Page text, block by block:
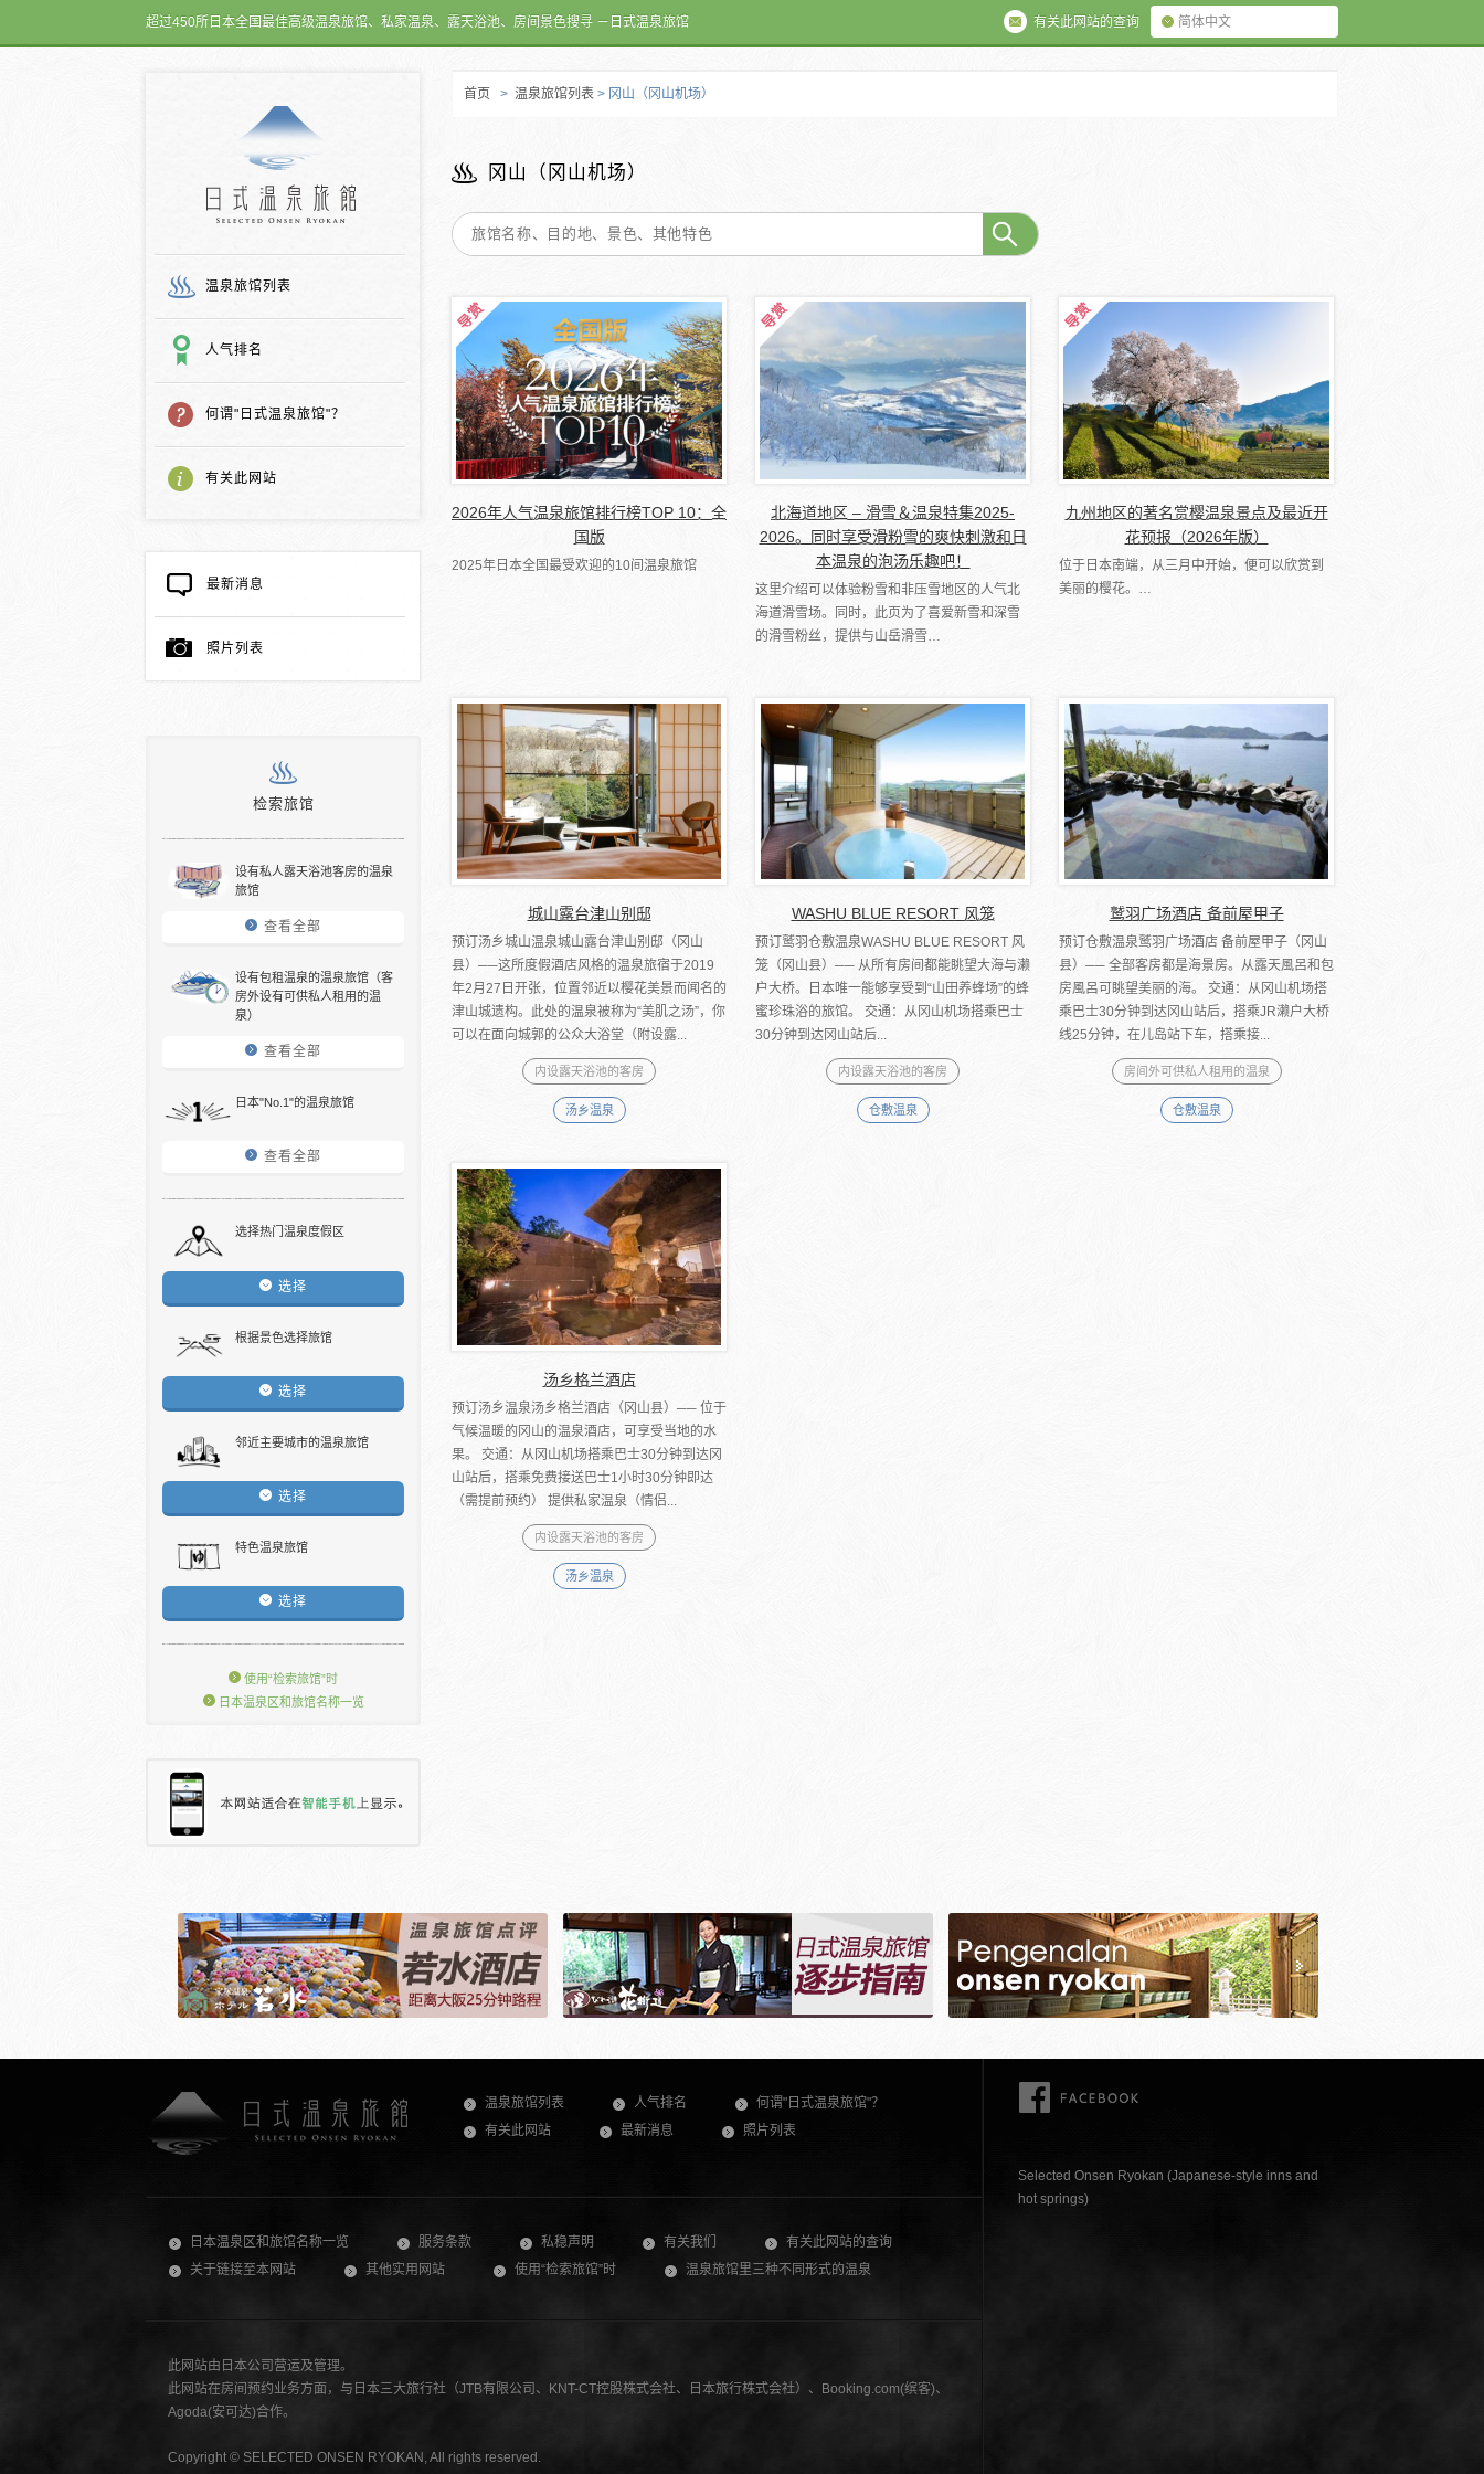
超过450所日本全国最佳高级温泉旅馆、私家温泉、露天浴池、房间景色搜寻 －日式温泉旅馆 简体中文
有关此网站的查询
温泉旅馆列表
人气排名
何谓"日式温泉旅馆"？
有关此网站
最新消息
照片列表
检索旅馆
设有私人露天浴池客房的温泉
旅馆
查看全部
设有包租温泉的温泉旅馆（客
房外设有可供私人租用的温
泉）
查看全部
日本"No.1"的温泉旅馆
查看全部
选择热门温泉度假区
选择
根据景色选择旅馆
选择
邻近主要城市的温泉旅馆
选择
特色温泉旅馆
选择
使用“检索旅馆”时
日本温泉区和旅馆名称一览
首页 > 温泉旅馆列表 > 冈山（冈山机场）
冈山（冈山机场）
2026年人气温泉旅馆排行榜TOP 10：全
国版
2025年日本全国最受欢迎的10间温泉旅馆
北海道地区 – 滑雪＆温泉特集2025-
2026。同时享受滑粉雪的爽快刺激和日
本温泉的泡汤乐趣吧！
这里介绍可以体验粉雪和非压雪地区的人气北
海道滑雪场。同时，此页为了喜爱新雪和深雪
的滑雪粉丝，提供与山岳滑雪…
九州地区的著名赏樱温泉景点及最近开
花预报（2026年版）
位于日本南端，从三月中开始，便可以欣赏到
美丽的樱花。…
城山露台津山别邸
预订汤乡城山温泉城山露台津山别邸（冈山
县）──这所度假酒店风格的温泉旅宿于2019
年2月27日开张，位置邻近以樱花美景而闻名的
津山城遗构。此处的温泉被称为“美肌之汤”，你
可以在面向城郭的公众大浴堂（附设露...
内设露天浴池的客房
汤乡温泉
WASHU BLUE RESORT 风笼
预订鹫羽仓敷温泉WASHU BLUE RESORT 风
笼（冈山县）── 从所有房间都能眺望大海与濑
户大桥。日本唯一能够享受到“山田养蜂场”的蜂
蜜珍珠浴的旅馆。 交通：从冈山机场搭乘巴士
30分钟到达冈山站后...
内设露天浴池的客房
仓敷温泉
鹫羽广场酒店 备前屋甲子
预订仓敷温泉鹫羽广场酒店 备前屋甲子（冈山
县）── 全部客房都是海景房。从露天風呂和包
房風呂可眺望美丽的海。 交通：从冈山机场搭
乘巴士30分钟到达冈山站后，搭乘JR濑户大桥
线25分钟，在儿岛站下车，搭乘接...
房间外可供私人租用的温泉
仓敷温泉
汤乡格兰酒店
预订汤乡温泉汤乡格兰酒店（冈山县）── 位于
气候温暖的冈山的温泉酒店，可享受当地的水
果。 交通：从冈山机场搭乘巴士30分钟到达冈
山站后，搭乘免费接送巴士1小时30分钟即达
（需提前预约） 提供私家温泉（情侣...
内设露天浴池的客房
汤乡温泉
Selected Onsen Ryokan (Japanese-style inns and
hot springs)
温泉旅馆列表 人气排名
何谓"日式温泉旅馆"？
有关此网站
最新消息 照片列表
日本温泉区和旅馆名称一览 服务条款 私稳声明 有关我们
有关此网站的查询
关于链接至本网站
其他实用网站 使用“检索旅馆”时 温泉旅馆里三种不同形式的温泉
此网站由日本公司营运及管理。
此网站在房间预约业务方面，与日本三大旅行社（JTB有限公司、KNT-CT控股株式会社、日本旅行株式会社）、Booking.com(缤客)、
Agoda(安可达)合作。
Copyright © SELECTED ONSEN RYOKAN, All rights reserved.